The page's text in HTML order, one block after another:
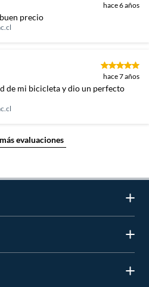
hace 6 años
precio
hace 7 años
de mi bicicleta y dio un perfecto
evaluaciones